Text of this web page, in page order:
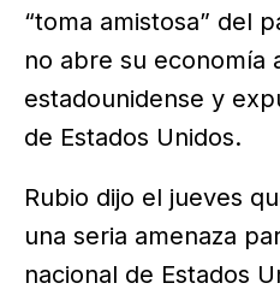
“toma amistosa” del
no abre su economía
estadounidense y
de Estados Unidos.
Rubio dijo el jueves
una seria amenaza
nacional de Estados